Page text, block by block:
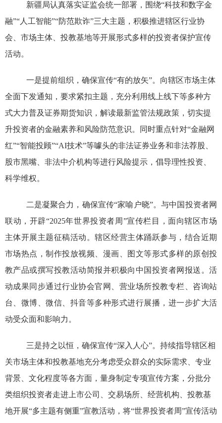
新疆局认真落实证监会统一部署，围绕“科技和数字金
融”“人工智能”“防范欺诈”三大主题， 积极推进辖区行业协
会、市场主体、投教基地等开展形式多样的投资者保护宣传
活动。
一是提前组织，确保宣传“有的放矢”。 向辖区市场主体
全面下发通知，要求紧扣主题，充分利用线上线下等多种方
式大力普及证券期货知识，解读最新监管法规政策，切实提
升投资者的金融素养和风险防范意识。同时重点针对“金融网
红”“智能投顾”“AI技术”等噱头的非法证券业务和非法荐股、
股市黑嘴、非法中介机构等进行风险提示，倡导理性投资、
科学维权。
二是凝聚合力，确保宣传“家喻户晓”。与中国投资者网
联动，开辟“2025年世界投资者周”宣传栏目，面向辖区市场
主体开展主题征稿活动。辖区经营主体踊跃参与，结合近期
市场热点，制作投放视频、漫画、图文等形式多样的原创投
教产品或撰写投教活动简报并积极向中国投资者网报送。活
动成果同步通过行业协会官网、 营业场所投教专栏、咨询站
台、微博、微信、抖音等多种形式进行展播，进一步扩大活
动受众面和影响力。
三是持之以恒，确保宣传“深入人心”。持续指导辖区相
关市场主体和投教基地充分考虑受众群众的实际需求、专业
背景、文化程度等各方面，量身制定专项宣传方案，分批分
类组织投资者走进上市公司、交易场所、经营机构、投教基
地开展“多主题有侧重”宣教活动，将“世界投资者周”宣传活动